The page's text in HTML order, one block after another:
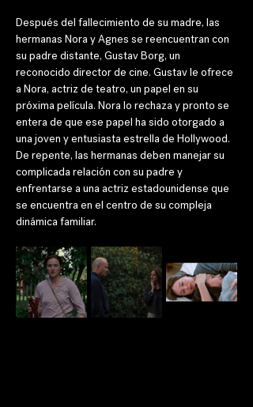
Después del fallecimiento de su madre, las
hermanas Nora y Agnes se reencuentran con
su padre distante, Gustav Borg, un
reconocido director de cine. Gustav le ofrece
a Nora, actriz de teatro, un papel en su
próxima película. Nora lo rechaza y pronto se
entera de que ese papel ha sido otorgado a
una joven y entusiasta estrella de Hollywood.
De repente, las hermanas deben manejar su
complicada relación con su padre y
enfrentarse a una actriz estadounidense que
se encuentra en el centro de su compleja
dinámica familiar.